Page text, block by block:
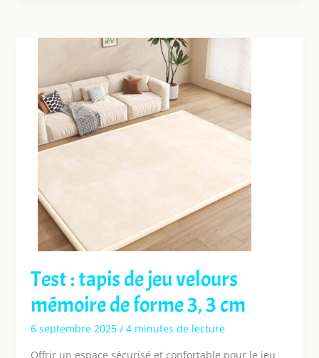
Test : tapis de jeu velours
mémoire de forme 3, 3 cm
6 septembre 2025 / 4 minutes de lecture
Offrir un espace sécurisé et confortable pour le jeu